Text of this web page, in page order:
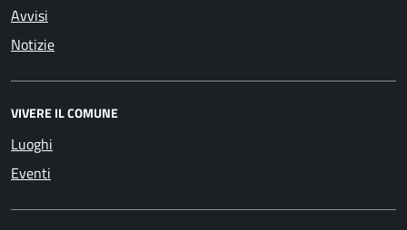
Avvisi
Notizie
VIVERE IL COMUNE
Luoghi
Eventi